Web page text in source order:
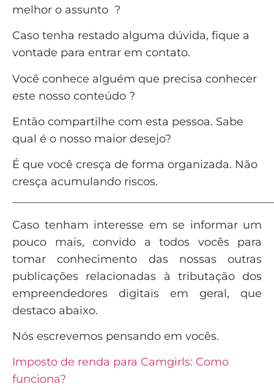
melhor o assunto ?
Caso tenha restado alguma dúvida, fique a
vontade para entrar em contato.
Você conhece alguém que precisa conhecer
este nosso conteúdo ?
Então compartilhe com esta pessoa. Sabe
qual é o nosso maior desejo?
É que você cresça de forma organizada. Não
cresça acumulando riscos.
Caso tenham interesse em se informar um
pouco mais, convido a todos vocês para
tomar conhecimento das nossas outras
publicações relacionadas à tributação dos
empreendedores digitais em geral, que
destaco abaixo.
Nós escrevemos pensando em vocês.
Imposto de renda para Camgirls: Como
funciona?